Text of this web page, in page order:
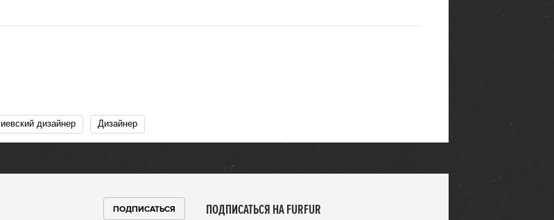
Киевский дизайнер Дизайнер
ПОДПИСАТЬСЯ ПОДПИСАТЬСЯ НА FURFUR